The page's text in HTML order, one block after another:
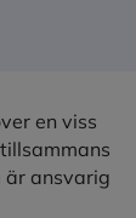
en viss
är ansvarig